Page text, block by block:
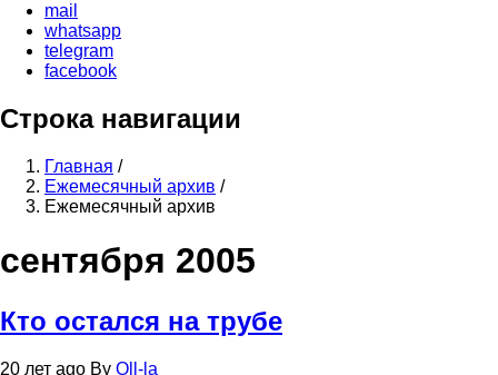
mail
whatsapp
telegram
facebook
Строка навигации
Главная /
Ежемесячный архив /
Ежемесячный архив
сентября 2005
Кто остался на трубе
20 лет ago By Oll-la